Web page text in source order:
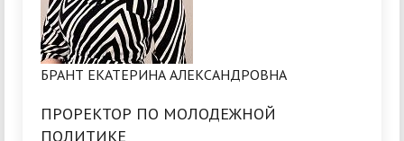
БРАНТ ЕКАТЕРИНА АЛЕКСАНДРОВНА
ПРОРЕКТОР ПО МОЛОДЕЖНОЙ
ПОЛИТИКЕ